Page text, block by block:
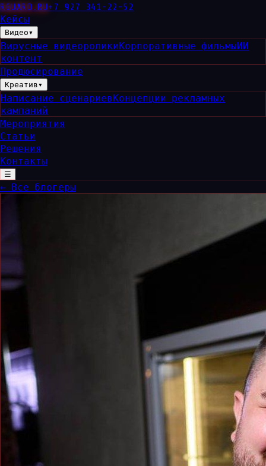
RGUARD .RU+7 927 341-22-52
Кейсы
Видео▾
Вирусные видеороликиКорпоративные фильмыИИ
контент
Продюсирование
Креатив▾
Написание сценариев Концепции рекламных
кампаний
Мероприятия
Статьи
Решения
Контакты
☰
← Все блогеры